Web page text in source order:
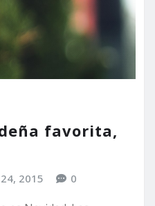
favorita,
2015 0